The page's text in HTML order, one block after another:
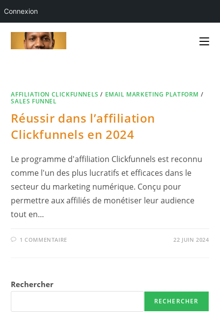
Connexion
AFFILIATION CLICKFUNNELS / EMAIL MARKETING PLATFORM /
SALES FUNNEL
Réussir dans l’affiliation
Clickfunnels en 2024
Le programme d'affiliation Clickfunnels est reconnu
comme l'un des plus lucratifs et efficaces dans le
secteur du marketing numérique. Conçu pour
permettre aux affiliés de monétiser leur audience
tout en…
1 COMMENTAIRE 22 JUIN 2024
Rechercher
RECHERCHER